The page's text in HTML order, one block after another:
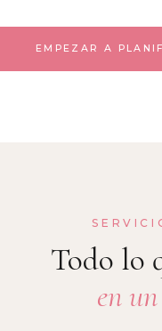
EMPEZAR A
Todo lo
en